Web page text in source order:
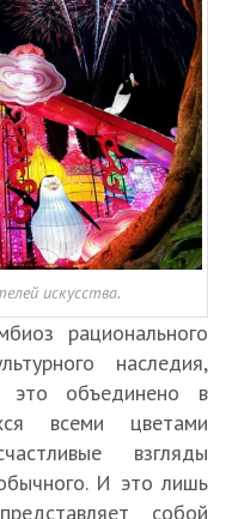
искусства.
рационального
наследия,
это объединено в
всеми цветами
взгляды
И это лишь
собой